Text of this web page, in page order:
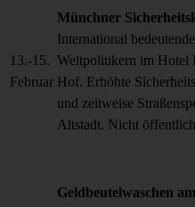
13.-15.
Februar
Münchner
International
Weltpolitikern im Hotel
Hof. Erhöhte
und zeitweise
Altstadt. Nicht
Geldbeutelwaschen